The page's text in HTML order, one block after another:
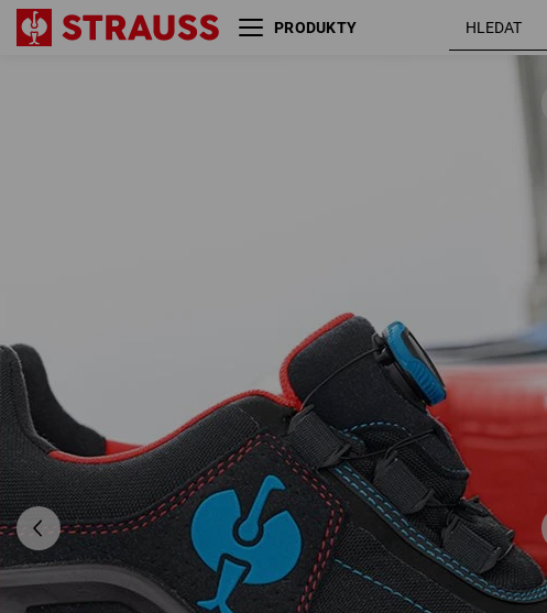
PRODUKTY
S3 Bezpečnostní obuv